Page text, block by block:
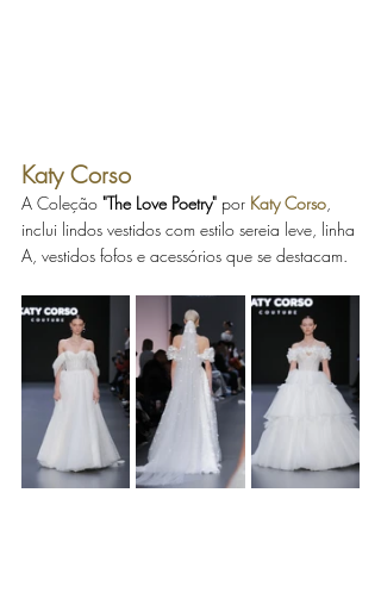
Katy Corso
A Coleção "The Love Poetry" por Katy Corso,
inclui lindos vestidos com estilo sereia leve, linha
A, vestidos fofos e acessórios que se destacam.